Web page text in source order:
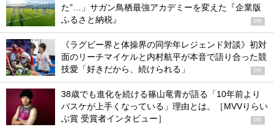
た”…」サガン鳥栖最強アカデミーを変えた『企業版
ふるさと納税』
PR
《ラグビー界と体操界の同学年レジェンド対談》初対
面のリーチマイケルと内村航平が本音で語り合った競
技愛「好きだから、続けられる」
PR
38歳でも進化を続ける篠山竜青が語る「10年前より
バスケが上手くなっている」理由とは。［MVVりらい
ぶ賞 受賞者インタビュー］
PR